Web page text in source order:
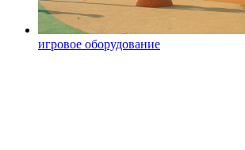
игровое оборудование